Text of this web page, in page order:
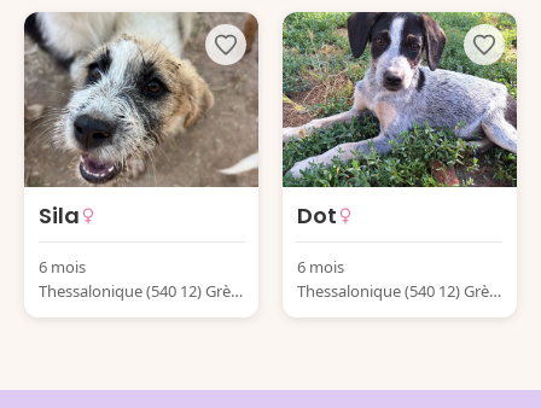
Sila
6 mois
Thessalonique (540 12) Grèc
e
Dot
6 mois
Thessalonique (540 12) Grèc
e